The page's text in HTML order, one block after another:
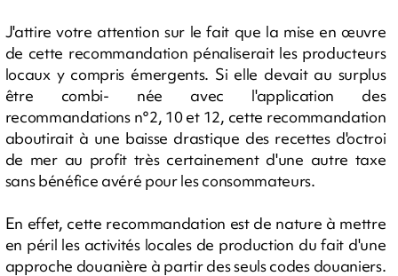
J'attire votre attention sur le fait que la mise en œuvre
de cette recommandation pénaliserait les producteurs
locaux y compris émergents. Si elle devait au surplus
être combi- née avec l'application des
recommandations n°2, 10 et 12, cette recommandation
aboutirait à une baisse drastique des recettes d'octroi
de mer au profit très certainement d'une autre taxe
sans bénéfice avéré pour les consommateurs.
En effet, cette recommandation est de nature à mettre
en péril les activités locales de production du fait d'une
approche douanière à partir des seuls codes douaniers.